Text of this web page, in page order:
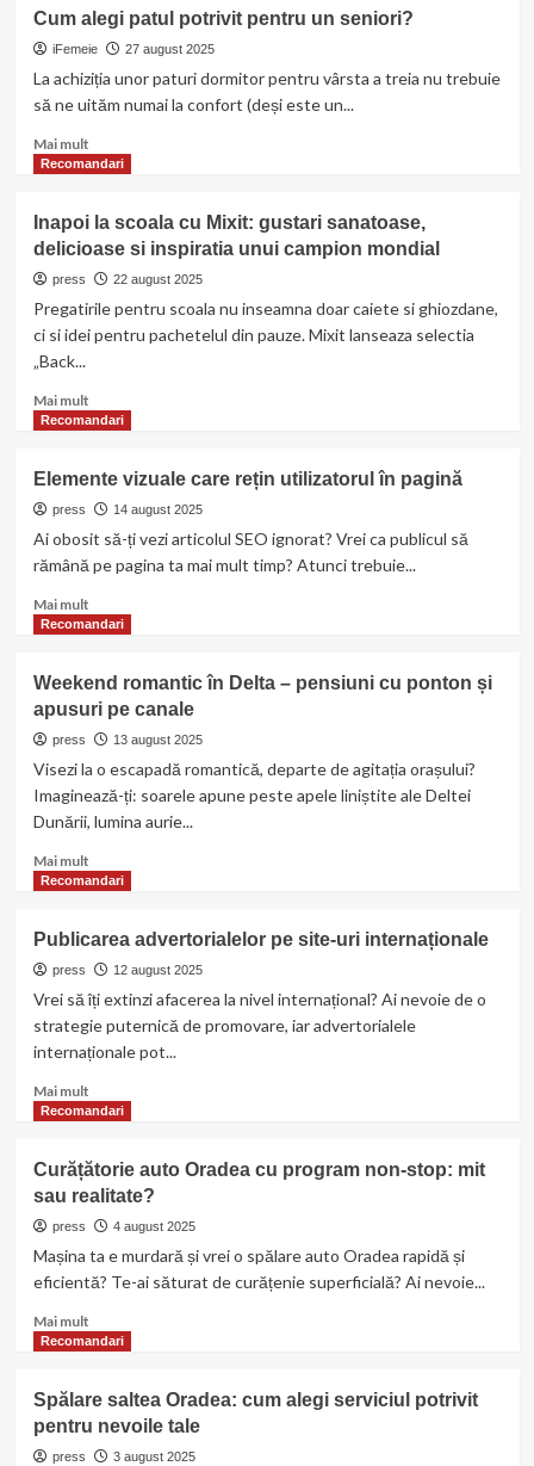
modele
de
lustre
pentru
de
acasă
Cum alegi patul potrivit pentru un seniori?
iFemeie 27 august 2025
La achiziția unor paturi dormitor pentru vârsta a treia nu trebuie
să ne uităm numai la confort (deși este un...
Mai multRead
more
alegi
patul
potrivit
pentru
seniori?
Recomandari
Inapoi la scoala cu Mixit: gustari sanatoase,
delicioase si inspiratia unui campion mondial
press 22 august 2025
Pregatirile pentru scoala nu inseamna doar caiete si ghiozdane,
ci si idei pentru pachetelul din pauze. Mixit lanseaza selectia
„Back...
Mai multRead
more
la
scoala
cu
gustari
sanatoase,
delicioase
unui
campion
mondial
Recomandari
Elemente vizuale care rețin utilizatorul în pagină
press 14 august 2025
Ai obosit să-ți vezi articolul SEO ignorat? Vrei ca publicul să
rămână pe pagina ta mai mult timp? Atunci trebuie...
Mai multRead
more
vizuale
care
rețin
pagină
Recomandari
Weekend romantic în Delta – pensiuni cu ponton și
apusuri pe canale
press 13 august 2025
Visezi la o escapadă romantică, departe de agitația orașului?
Imaginează-ți: soarele apune peste apele liniștite ale Deltei
Dunării, lumina aurie...
Mai multRead
more
romantic
în
Delta
–
pensiuni
cu
și
canale
Recomandari
Publicarea advertorialelor pe site-uri internaționale
press 12 august 2025
Vrei să îți extinzi afacerea la nivel internațional? Ai nevoie de o
strategie puternică de promovare, iar advertorialele
internaționale pot...
Mai multRead
more
advertorialelor
pe
site-
Recomandari
Curățătorie auto Oradea cu program non-stop: mit
sau realitate?
press 4 august 2025
Mașina ta e murdară și vrei o spălare auto Oradea rapidă și
eficientă? Te-ai săturat de curățenie superficială? Ai nevoie...
Mai multRead
more
auto
Oradea
cu
Recomandari
Spălare saltea Oradea: cum alegi serviciul potrivit
pentru nevoile tale
press 3 august 2025